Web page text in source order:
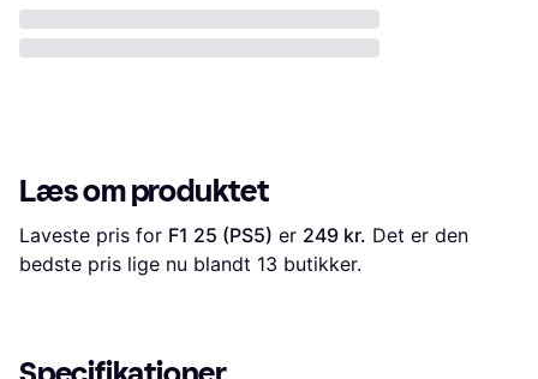
Læs om produktet
Laveste pris for F1 25 (PS5) er 249 kr. Det er den
bedste pris lige nu blandt 13 butikker.